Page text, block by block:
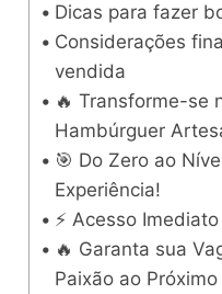
Dicas para fazer
Considerações
vendida
🔥 Transforme-se
Hambúrguer
🎯 Do Zero ao
Experiência!
⚡ Acesso
🔥 Garanta sua
Paixão ao